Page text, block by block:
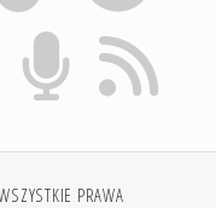
PRAWA